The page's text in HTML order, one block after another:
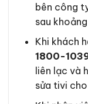
bên công
sau
Khi khách
1800-
liên lạc và
sửa tivi